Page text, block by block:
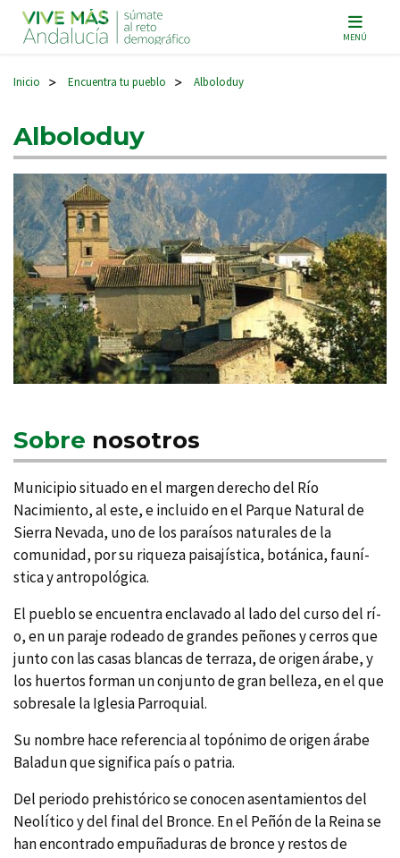
Navegación principal MENÚ
Inicio > Encuentra tu pueblo > Alboloduy
Alboloduy
Sobre nosotros
Municipio situado en el margen derecho del Rí­o
Nacimiento, al este, e incluido en el Parque Natural de
Sierra Nevada, uno de los paraí­sos naturales de la
comunidad, por su riqueza paisají­stica, botánica, fauní­
stica y antropológica.
El pueblo se encuentra enclavado al lado del curso del rí­
o, en un paraje rodeado de grandes peñones y cerros que
junto con las casas blancas de terraza, de origen árabe, y
los huertos forman un conjunto de gran belleza, en el que
sobresale la Iglesia Parroquial.
Su nombre hace referencia al topónimo de origen árabe
Baladun que significa paí­s o patria.
Del periodo prehistórico se conocen asentamientos del
Neolí­tico y del final del Bronce. En el Peñón de la Reina se
han encontrado empuñaduras de bronce y restos de